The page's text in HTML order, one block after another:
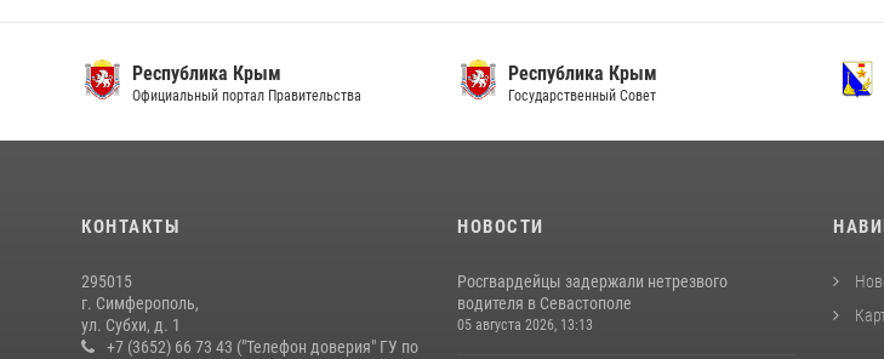
Республика Крым
Официальный портал Правительства
Республика Крым
Государственный Совет
КОНТАКТЫ
295015
г. Симферополь,
ул. Субхи, д. 1
+7 (3652) 66 73 43 ("Телефон доверия" ГУ по
НОВОСТИ
Росгвардейцы задержали нетрезвого
водителя в Севастополе
05 августа 2026, 13:13